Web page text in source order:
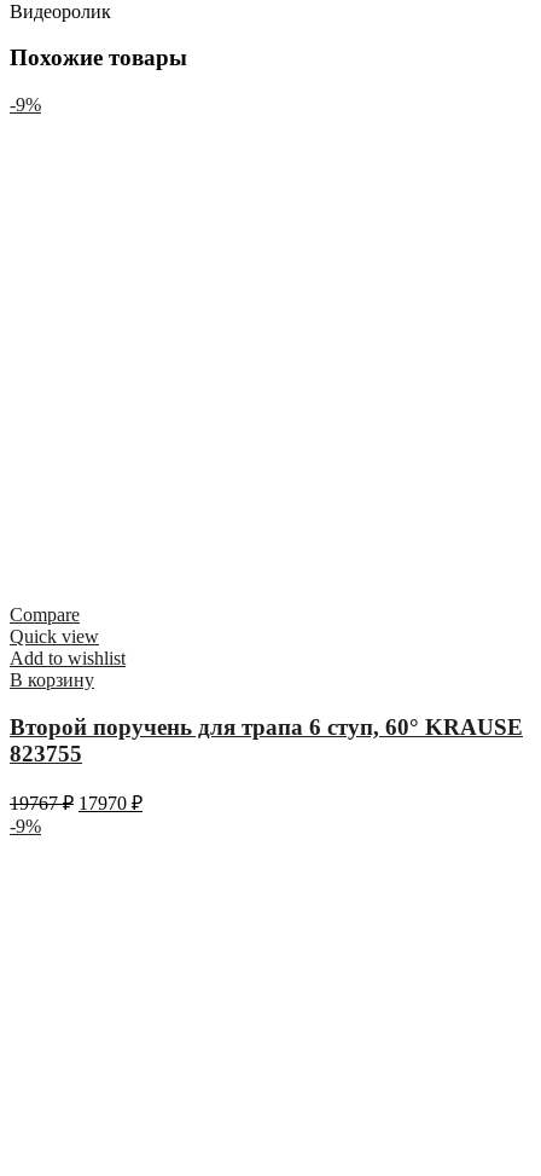
Видеоролик
Похожие товары
-9%
Compare
Quick view
Add to wishlist
В корзину
Второй поручень для трапа 6 ступ, 60° KRAUSE
823755
19767₽ 17970 ₽
-9%